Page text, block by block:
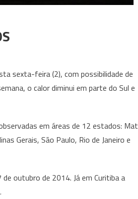
sexta-feira (2), com possibilidade de
o calor diminui em parte do Sul e
em áreas de 12 estados:
Gerais, São Paulo, Rio de Janeiro e
outubro de 2014. Já em Curitiba a